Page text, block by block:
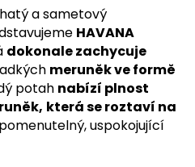
týasametový
HAVANA
dokonale zachycuje
meruněk ve formě
potah nabízí plnost
která se roztaví na
uspokojující